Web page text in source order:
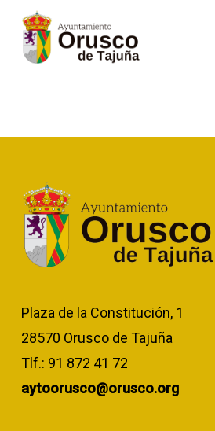
main
Plaza de la Constitución, 1
28570 Orusco de Tajuña
Tlf.: 91 872 41 72
aytoorusco@orusco.org